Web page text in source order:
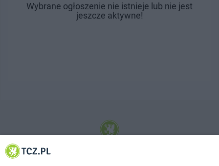
Wybrane ogłoszenie nie istnieje lub nie jest
jeszcze aktywne!
© 2001-2026 Tczew - TCZ.PL Sp. z o.o. Internetowy Serwis Informacyjny Miasta